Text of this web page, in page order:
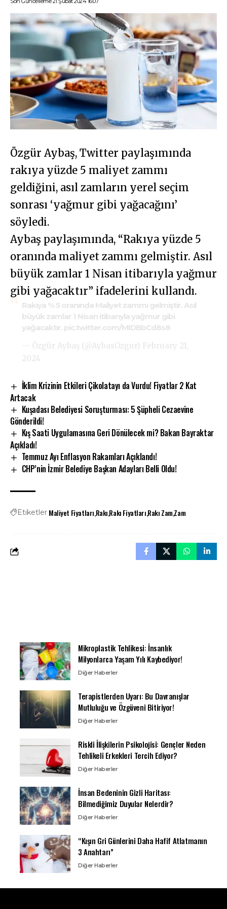
Özgür Aybaş, Twitter paylaşımında
rakıya yüzde 5 maliyet zammı
geldiğini, asıl zamların yerel seçim
sonrası ‘yağmur gibi yağacağını’
söyledi.
Aybaş paylaşımında, “Rakıya yüzde 5
oranında maliyet zammı gelmiştir. Asıl
büyük zamlar 1 Nisan itibarıyla yağmur
gibi yağacaktır” ifadelerini kullandı.
Rakıya % 5 oranında Maliyet zammı gelmiştir. Asıl
büyük zamlar 1 Nisan itibarıyla yağmur gibi
yağacaktır. pic.twitter.com/MIDBbCd8s8
— Özgür Aybaş (@AybasOzgur) February 21,
2024
İklim Krizinin Etkileri Çikolatayı da Vurdu! Fiyatlar 2 Kat
Artacak
Kuşadası Belediyesi Soruşturması: 5 Şüpheli Cezaevine
Gönderildi!
Kış Saati Uygulamasına Geri Dönülecek mi? Bakan Bayraktar
Açıkladı!
Temmuz Ayı Enflasyon Rakamları Açıklandı!
CHP’nin İzmir Belediye Başkan Adayları Belli Oldu!
Etiketler Maliyet FiyatlarıRakıRakı FiyatlarıRakı ZamZam
Mikroplastik Tehlikesi: İnsanlık
Milyonlarca Yaşam Yılı Kaybediyor!
Diğer Haberler
Terapistlerden Uyarı: Bu Davranışlar
Mutluluğu ve Özgüveni Bitiriyor!
Diğer Haberler
Riskli İlişkilerin Psikolojisi: Gençler Neden
Tehlikeli Erkekleri Tercih Ediyor?
Diğer Haberler
İnsan Bedeninin Gizli Haritası:
Bilmediğimiz Duyular Nelerdir?
Diğer Haberler
“Kışın Gri Günlerini Daha Hafif Atlatmanın
3 Anahtarı”
Diğer Haberler